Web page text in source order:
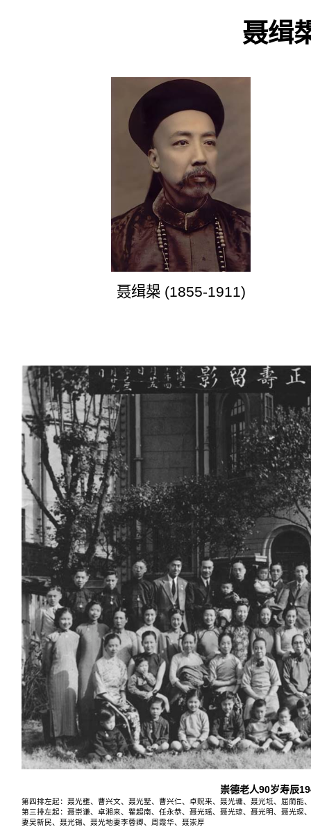
聂缉
聂缉槼 (1855-1911)
崇德老人90岁寿辰
第四排左起：聂光壅、曹兴文、聂光墅、曹兴仁、卓贶来、聂光墉、聂光坻、屈荫能
第三排左起：聂崇谦、卓湘来、瞿超南、任永恭、聂光瑶、聂光琼、聂光明、聂光琛
妻吴新民、聂光锡、聂光地妻李蓉卿、周霞华、聂崇厚